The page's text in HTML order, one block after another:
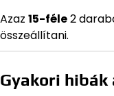
Azaz 15-féle2
összeállítani.
Gyakori hibák